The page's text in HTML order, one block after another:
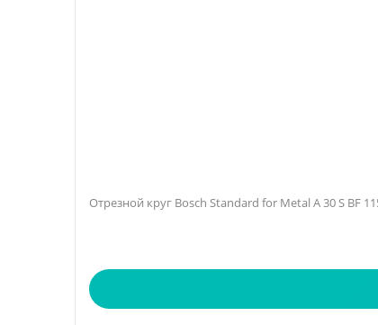
Отрезной круг Bosch Standard for Metal A 30 S BF